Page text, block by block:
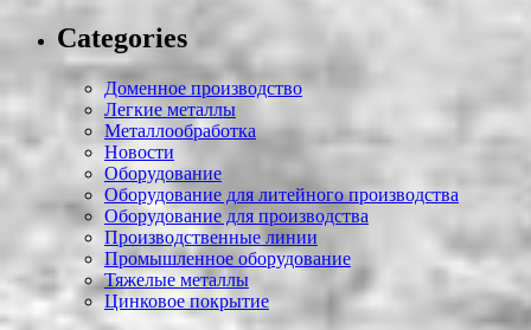
Categories
Доменное производство
Легкие металлы
Металлообработка
Новости
Оборудование
Оборудование для литейного производства
Оборудование для производства
Производственные линии
Промышленное оборудование
Тяжелые металлы
Цинковое покрытие